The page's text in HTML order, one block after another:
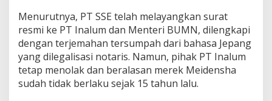
Menurutnya, PT SSE telah melayangkan surat
resmi ke PT Inalum dan Menteri BUMN, dilengkapi
dengan terjemahan tersumpah dari bahasa Jepang
yang dilegalisasi notaris. Namun, pihak PT Inalum
tetap menolak dan beralasan merek Meidensha
sudah tidak berlaku sejak 15 tahun lalu.